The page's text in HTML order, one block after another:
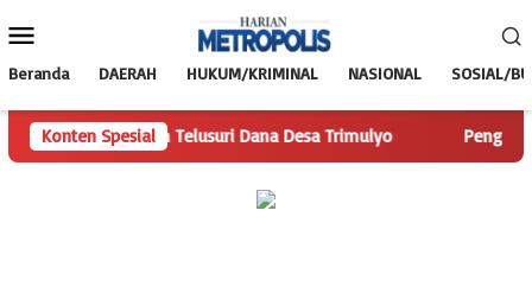
ke
Mobile
Beranda DAERAH HUKUM/KRIMINAL NASIONAL SOSIAL/
Konten SpesialTelusuri Dana Desa Trimulyo Pengguna